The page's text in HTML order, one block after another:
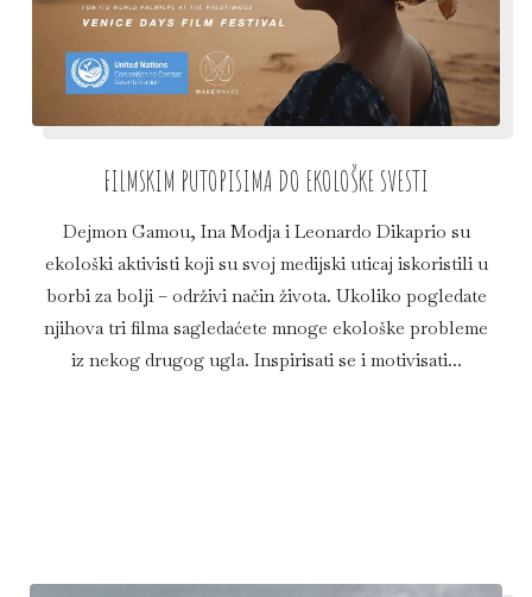
FILMSKIM PUTOPISIMA DO EKOLOŠKE SVESTI
Dejmon Gamou, Ina Modja i Leonardo Dikaprio su
ekološki aktivisti koji su svoj medijski uticaj iskoristili u
borbi za bolji – održivi način života. Ukoliko pogledate
njihova tri filma sagledaćete mnoge ekološke probleme
iz nekog drugog ugla. Inspirisati se i motivisati...